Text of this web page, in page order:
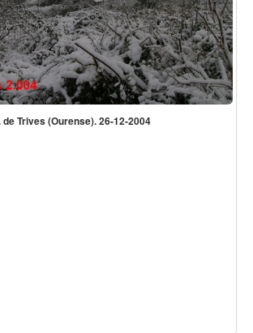
de Trives (Ourense). 26-12-2004